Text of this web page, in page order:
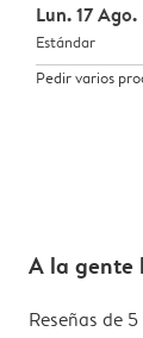
Lun. 17 Ago.
Estándar
Pedir varios
A la gente
Reseñas de